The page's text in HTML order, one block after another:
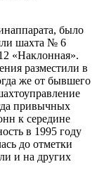
было
шахта № 6
«Наклонная».
разместили в
же от бывшего
привычных
к середине
в 1995 году
до отметки
и на других